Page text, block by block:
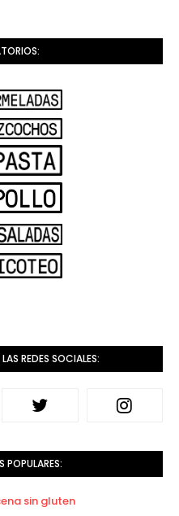
REDES SOCIALES:
POPULARES:
sin gluten